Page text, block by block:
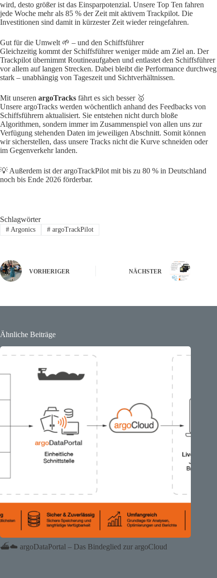
wird, desto größer ist das Einsparpotenzial. Unsere Top Ten fahren
jede Woche mehr als 85 % der Zeit mit aktivem Trackpilot. Die
Investitionen sind damit in kürzester Zeit wieder reingefahren.
Gut für die Umwelt 🌱 – und den Schiffsführer
Gleichzeitig kommt der Schiffsführer weniger müde am Ziel an. Der
Trackpilot übernimmt Routineaufgaben und entlastet den Schiffsführer
vor allem auf langen Strecken. Dabei bleibt die Performance durchweg
stark – unabhängig von Tageszeit und Sichtverhältnissen.
Mit unseren argoTracks fährt es sich besser 🥇
Unsere argoTracks werden wöchentlich anhand des Feedbacks von
Schiffsführern aktualisiert. Sie entstehen nicht durch bloße
Algorithmen, sondern immer im Zusammenspiel von allen uns zur
Verfügung stehenden Daten im jeweiligen Abschnitt. Somit können
wir sicherstellen, dass unsere Tracks nicht die Kurve schneiden oder
im Gegenverkehr landen.
💡 Außerdem ist der argoTrackPilot mit bis zu 80 % in Deutschland
noch bis Ende 2026 förderbar.
Schlagwörter
#Argonics #argoTrackPilot
VORHERIGER NÄCHSTER
Ähnliche Beiträge
⛴️☁️ argoDataPortal – Das Bindeglied zur argoCloud